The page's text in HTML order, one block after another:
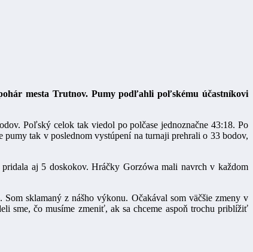
mesta Trutnov. Pumy podľahli poľskému účastníkovi
Poľský celok tak viedol po polčase jednoznačne 43:18. Po
tak v poslednom vystúpení na turnaji prehrali o 33 bodov,
aj 5 doskokov. Hráčky Gorzówa mali navrch v každom
sklamaný z nášho výkonu. Očakával som väčšie zmeny v
sme, čo musíme zmeniť, ak sa chceme aspoň trochu priblížiť